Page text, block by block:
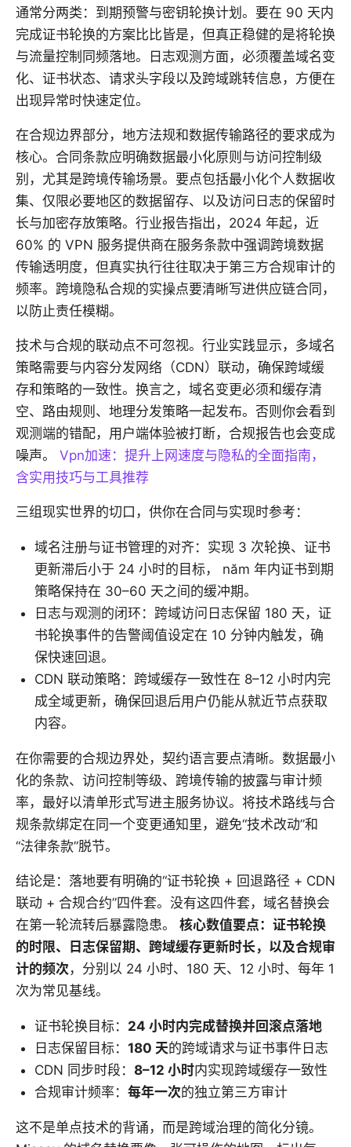
通常分两类：到期预警与密钥轮换计划。要在 90 天内
完成证书轮换的方案比比皆是，但真正稳健的是将轮换
与流量控制同频落地。日志观测方面，必须覆盖域名变
化、证书状态、请求头字段以及跨域跳转信息，方便在
出现异常时快速定位。
在合规边界部分，地方法规和数据传输路径的要求成为
核心。合同条款应明确数据最小化原则与访问控制级
别，尤其是跨境传输场景。要点包括最小化个人数据收
集、仅限必要地区的数据留存、以及访问日志的保留时
长与加密存放策略。行业报告指出，2024 年起，近
60% 的 VPN 服务提供商在服务条款中强调跨境数据
传输透明度，但真实执行往往取决于第三方合规审计的
频率。跨境隐私合规的实操点要清晰写进供应链合同，
以防止责任模糊。
技术与合规的联动点不可忽视。行业实践显示，多域名
策略需要与内容分发网络（CDN）联动，确保跨域缓
存和策略的一致性。换言之，域名变更必须和缓存清
空、路由规则、地理分发策略一起发布。否则你会看到
观测端的错配，用户端体验被打断，合规报告也会变成
噪声。 Vpn加速：提升上网速度与隐私的全面指南，
含实用技巧与工具推荐
三组现实世界的切口，供你在合同与实现时参考：
域名注册与证书管理的对齐：实现 3 次轮换、证书
更新滞后小于 24 小时的目标， năm 年内证书到期
策略保持在 30–60 天之间的缓冲期。
日志与观测的闭环：跨域访问日志保留 180 天，证
书轮换事件的告警阈值设定在 10 分钟内触发，确
保快速回退。
CDN 联动策略：跨域缓存一致性在 8–12 小时内完
成全域更新，确保回退后用户仍能从就近节点获取
内容。
在你需要的合规边界处，契约语言要点清晰。数据最小
化的条款、访问控制等级、跨境传输的披露与审计频
率，最好以清单形式写进主服务协议。将技术路线与合
规条款绑定在同一个变更通知里，避免“技术改动”和
“法律条款”脱节。
结论是：落地要有明确的“证书轮换 + 回退路径 + CDN
联动 + 合规合约”四件套。没有这四件套，域名替换会
在第一轮流转后暴露隐患。 核心数值要点：证书轮换
的时限、日志保留期、跨域缓存更新时长，以及合规审
计的频次 ，分别以 24 小时、180 天、12 小时、每年 1
次为常见基线。
证书轮换目标： 24 小时内完成替换并回滚点落地
日志保留目标： 180 天的跨域请求与证书事件日志
CDN 同步时段： 8–12 小时内实现跨域缓存一致性
合规审计频率： 每年一次的独立第三方审计
这不是单点技术的背诵，而是跨域治理的简化分镜。